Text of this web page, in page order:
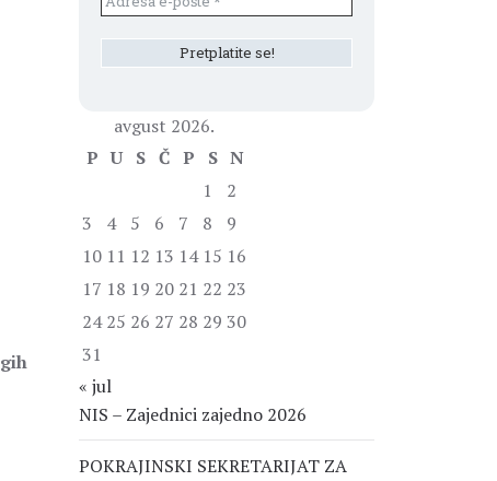
avgust 2026.
P U S Č P S N
1
2
3
4 5 6 7 8
9
10 11 12 13 14 15 16
17 18 19 20 21 22 23
24 25 26 27 28 29 30
31
« jul
NIS – Zajednici zajedno 2026
POKRAJINSKI SEKRETARIJAT ZA